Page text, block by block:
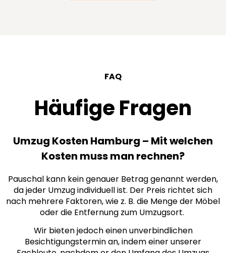
FAQ
Häufige Fragen
Umzug Kosten Hamburg – Mit welchen
Kosten muss man rechnen?
Pauschal kann kein genauer Betrag genannt werden,
da jeder Umzug individuell ist. Der Preis richtet sich
nach mehrere Faktoren, wie z. B. die Menge der Möbel
oder die Entfernung zum Umzugsort.
Wir bieten jedoch einen unverbindlichen
Besichtigungstermin an, indem einer unserer